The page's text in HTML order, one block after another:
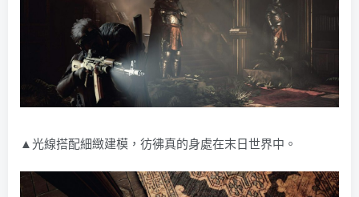
▲光線搭配細緻建模，彷彿真的身處在末日世界中。